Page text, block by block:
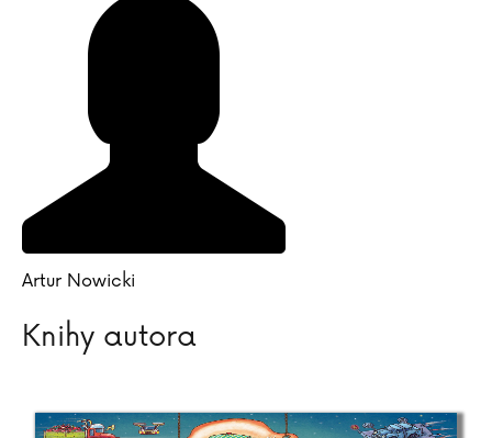
Klára Nováková
David Novotný
Artur Nowicki
Knihy autora